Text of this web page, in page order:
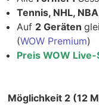
Tennis, NHL,
Auf 2 Geräten
(WOW Premium)
Preis WOW
Möglichkeit 2 (12